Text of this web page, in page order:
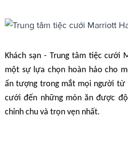
Khách sạn - Trung tâm tiệc cưới
một sự lựa chọn hoàn hảo cho
ấn tượng trong mắt mọi người từ
cưới đến những món ăn được
chỉnh chu và trọn vẹn nhất.